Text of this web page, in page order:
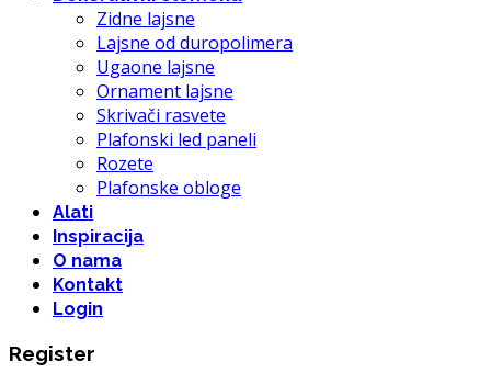
Zidne lajsne
Lajsne od duropolimera
Ugaone lajsne
Ornament lajsne
Skrivači rasvete
Plafonski led paneli
Rozete
Plafonske obloge
Alati
Inspiracija
O nama
Kontakt
Login
Register